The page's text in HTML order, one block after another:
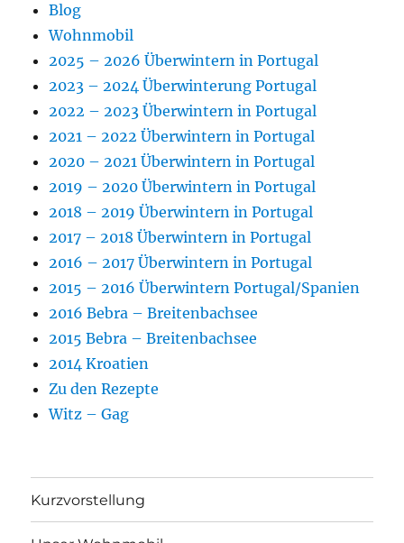
Blog
Wohnmobil
2025 – 2026 Überwintern in Portugal
2023 – 2024 Überwinterung Portugal
2022 – 2023 Überwintern in Portugal
2021 – 2022 Überwintern in Portugal
2020 – 2021 Überwintern in Portugal
2019 – 2020 Überwintern in Portugal
2018 – 2019 Überwintern in Portugal
2017 – 2018 Überwintern in Portugal
2016 – 2017 Überwintern in Portugal
2015 – 2016 Überwintern Portugal/Spanien
2016 Bebra – Breitenbachsee
2015 Bebra – Breitenbachsee
2014 Kroatien
Zu den Rezepte
Witz – Gag
Kurzvorstellung